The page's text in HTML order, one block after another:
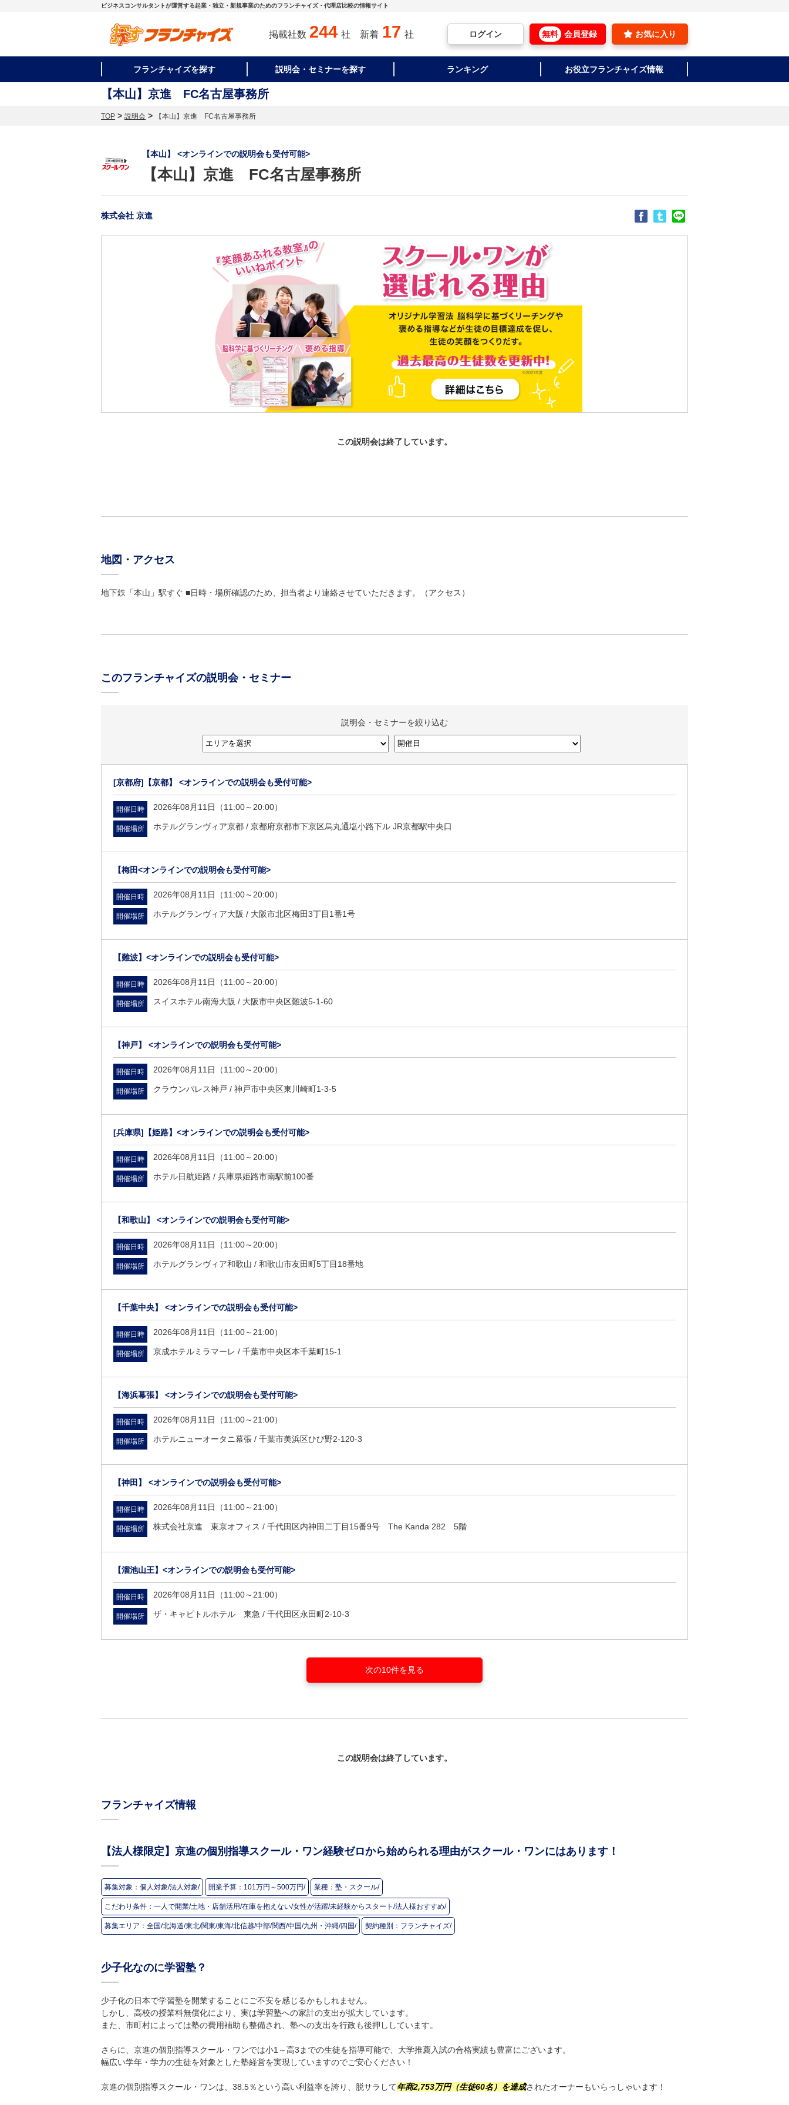
ビジネスコンサルタントが運営する起業・独立・新規事業のためのフランチャイズ・代理店比較の情報サイト
掲載社数 244 社 新着 17 社 ログイン 無料 会員登録 お気に入り
フランチャイズを探す 説明会・セミナーを探す ランキング お役立フランチャイズ情報
【本山】京進 FC名古屋事務所
TOP > 説明会 > 【本山】京進 FC名古屋事務所
【本山】 <オンラインでの説明会も受付可能>
【本山】京進 FC名古屋事務所
株式会社 京進
この説明会は終了しています。
地図・アクセス
地下鉄「本山」駅すぐ ■日時・場所確認のため、担当者より連絡させていただきます。（アクセス ）
このフランチャイズの説明会・セミナー
説明会・セミナーを絞り込む
[京都府] 【京都】 <オンラインでの説明会も受付可能>
開催日時 2026年08月11日（11:00～20:00）
開催場所 ホテルグランヴィア京都 / 京都府京都市下京区烏丸通塩小路下ル JR京都駅中央口
【梅田<オンラインでの説明会も受付可能>
開催日時 2026年08月11日（11:00～20:00）
開催場所 ホテルグランヴィア大阪 / 大阪市北区梅田3丁目1番1号
【難波】<オンラインでの説明会も受付可能>
開催日時 2026年08月11日（11:00～20:00）
開催場所 スイスホテル南海大阪 / 大阪市中央区難波5-1-60
【神戸】 <オンラインでの説明会も受付可能>
開催日時 2026年08月11日（11:00～20:00）
開催場所 クラウンパレス神戸 / 神戸市中央区東川崎町1-3-5
[兵庫県] 【姫路】<オンラインでの説明会も受付可能>
開催日時 2026年08月11日（11:00～20:00）
開催場所 ホテル日航姫路 / 兵庫県姫路市南駅前100番
【和歌山】 <オンラインでの説明会も受付可能>
開催日時 2026年08月11日（11:00～20:00）
開催場所 ホテルグランヴィア和歌山 / 和歌山市友田町5丁目18番地
【千葉中央】 <オンラインでの説明会も受付可能>
開催日時 2026年08月11日（11:00～21:00）
開催場所 京成ホテルミラマーレ / 千葉市中央区本千葉町15-1
【海浜幕張】 <オンラインでの説明会も受付可能>
開催日時 2026年08月11日（11:00～21:00）
開催場所 ホテルニューオータニ幕張 / 千葉市美浜区ひび野2-120-3
【神田】 <オンラインでの説明会も受付可能>
開催日時 2026年08月11日（11:00～21:00）
開催場所 株式会社京進 東京オフィス / 千代田区内神田二丁目15番9号 The Kanda 282 5階
【溜池山王】<オンラインでの説明会も受付可能>
開催日時 2026年08月11日（11:00～21:00）
開催場所 ザ・キャピトルホテル 東急 / 千代田区永田町2-10-3
次の10件を見る
この説明会は終了しています。
フランチャイズ情報
【法人様限定】京進の個別指導スクール・ワン経験ゼロから始められる理由がスクール・ワンにはあります！
募集対象： 個人対象/法人対象/ 開業予算： 101万円～500万円/ 業種： 塾・スクール/
こだわり条件： 一人で開業/土地・店舗活用/在庫を抱えない/女性が活躍/未経験からスタート/法人様おすすめ/
募集エリア： 全国/北海道/東北/関東/東海/北信越/中部/関西/中国/九州・沖縄/四国/ 契約種別： フランチャイズ/
少子化なのに学習塾？
少子化の日本で学習塾を開業することにご不安を感じるかもしれません。
しかし、高校の授業料無償化により、実は学習塾への家計の支出が拡大しています。
また、市町村によっては塾の費用補助も整備され、塾への支出を行政も後押ししています。
さらに、京進の個別指導スクール・ワンでは小1～高3までの生徒を指導可能で、大学推薦入試の合格実績も豊富にございます。
幅広い学年・学力の生徒を対象とした塾経営を実現していますのでご安心ください！
京進の個別指導スクール・ワンは、38.5％という高い利益率を誇り、脱サラして年商2,753万円（生徒60名）を達成されたオーナーもいらっしゃいます！